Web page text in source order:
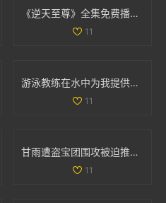
《逆天至尊》全集免费播放，尽享精彩剧情和热血冒险之旅
11
游泳教练在水中为我提供专业指导的精彩瞬间
11
甘雨遭盗宝团围攻被迫推离现场 引发网友热议
11